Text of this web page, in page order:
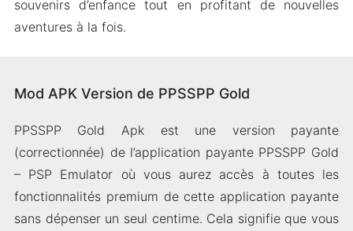
souvenirs d’enfance tout en profitant de nouvelles
aventures à la fois.
Mod APK Version de PPSSPP Gold
PPSSPP Gold Apk est une version payante
(correctionnée) de l’application payante PPSSPP Gold
– PSP Emulator où vous aurez accès à toutes les
fonctionnalités premium de cette application payante
sans dépenser un seul centime. Cela signifie que vous